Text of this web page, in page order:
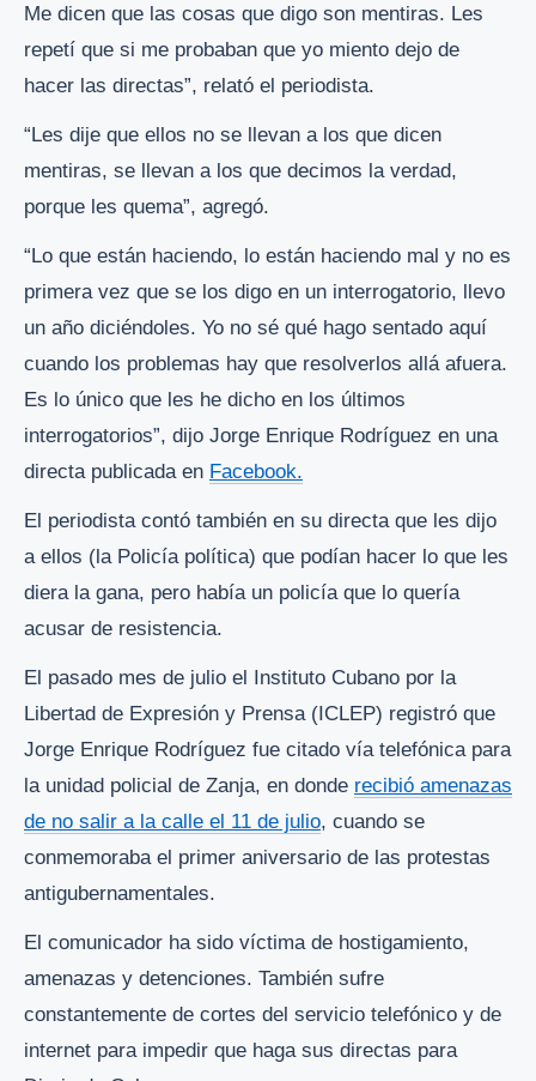
Me dicen que las cosas que digo son mentiras. Les
repetí que si me probaban que yo miento dejo de
hacer las directas”, relató el periodista.
“Les dije que ellos no se llevan a los que dicen
mentiras, se llevan a los que decimos la verdad,
porque les quema”, agregó.
“Lo que están haciendo, lo están haciendo mal y no es
primera vez que se los digo en un interrogatorio, llevo
un año diciéndoles. Yo no sé qué hago sentado aquí
cuando los problemas hay que resolverlos allá afuera.
Es lo único que les he dicho en los últimos
interrogatorios”, dijo Jorge Enrique Rodríguez en una
directa publicada en Facebook.
El periodista contó también en su directa que les dijo
a ellos (la Policía política) que podían hacer lo que les
diera la gana, pero había un policía que lo quería
acusar de resistencia.
El pasado mes de julio el Instituto Cubano por la
Libertad de Expresión y Prensa (ICLEP) registró que
Jorge Enrique Rodríguez fue citado vía telefónica para
la unidad policial de Zanja, en donde recibió amenazas
de no salir a la calle el 11 de julio, cuando se
conmemoraba el primer aniversario de las protestas
antigubernamentales.
El comunicador ha sido víctima de hostigamiento,
amenazas y detenciones. También sufre
constantemente de cortes del servicio telefónico y de
internet para impedir que haga sus directas para